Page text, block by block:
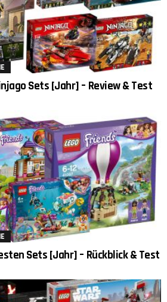
Sets [Jahr] – Review & Test
Sets [Jahr] – Rückblick & Test